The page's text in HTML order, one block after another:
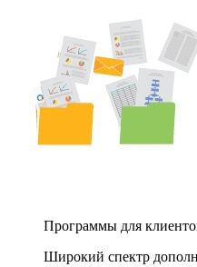
Программы для
Широкий спектр